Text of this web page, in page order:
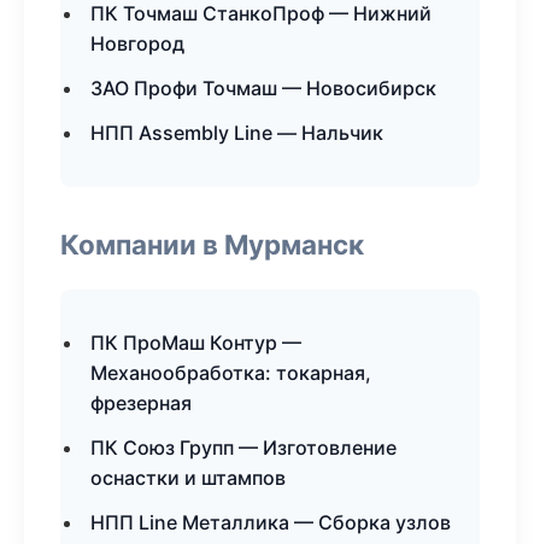
ПК Точмаш СтанкоПроф — Нижний
Новгород
ЗАО Профи Точмаш — Новосибирск
НПП Assembly Line — Нальчик
Компании в Мурманск
ПК ПроМаш Контур —
Механообработка: токарная,
фрезерная
ПК Союз Групп — Изготовление
оснастки и штампов
НПП Line Металлика — Сборка узлов